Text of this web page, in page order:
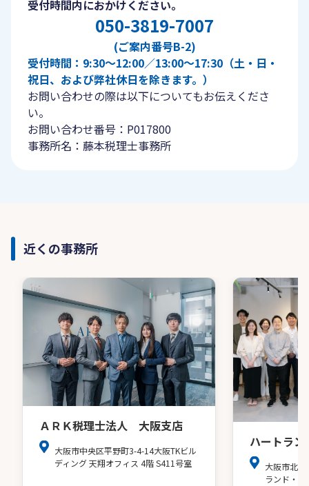
受付時間内におかけください。
050-3819-7007
(ご案内番号B-2)
受付時間：9:30〜12:00／13:00〜17:30（土・日・
祝日、および弊社休日を除きます。）
お問い合わせの際は以下についてもお伝えくださ
い。
お問い合わせ番号：P017800
事務所名：藤本税理士事務所
近くの事務所
ＡＲＫ税理士法人 大阪支店
大阪市中央区平野町3-4-14大阪TKビル
ディング 天翔オフィス 4階 S411号室
ハートラ
大阪市北
ランド・